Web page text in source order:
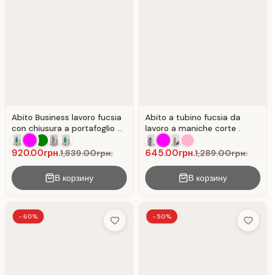
Abito Business lavoro fucsia
con chiusura a portafoglio e
bottoni.
920.00грн.1,839.00грн.
В корзину
Abito a tubino fucsia da
lavoro a maniche corte .
645.00грн.1,289.00грн.
В корзину
-60%
Add to Wish List
-50%
Add to